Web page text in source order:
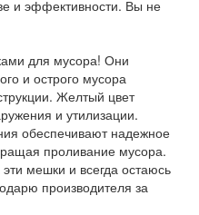
и эффективности. Вы не
для мусора! Они
и острого мусора
Желтый цвет
и утилизации.
обеспечивают надежное
проливание мусора.
мешки и всегда остаюсь
производителя за